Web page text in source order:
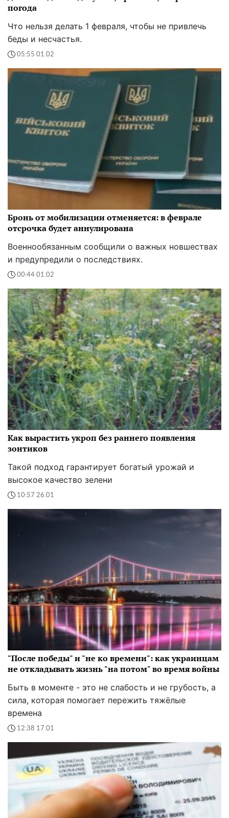
погода
Что нельзя делать 1 февраля, чтобы не привлечь
беды и несчастья.
05:55 01.02
Бронь от мобилизации отменяется: в феврале
отсрочка будет аннулирована
Военнообязанным сообщили о важных новшествах
и предупредили о последствиях.
00:44 01.02
Как вырастить укроп без раннего появления
зонтиков
Такой подход гарантирует богатый урожай и
высокое качество зелени
10:57 26.01
"После победы" и "не ко времени": как украинцам
не откладывать жизнь "на потом" во время войны
Быть в моменте - это не слабость и не грубость, а
сила, которая помогает пережить тяжёлые
времена
12:38 17.01